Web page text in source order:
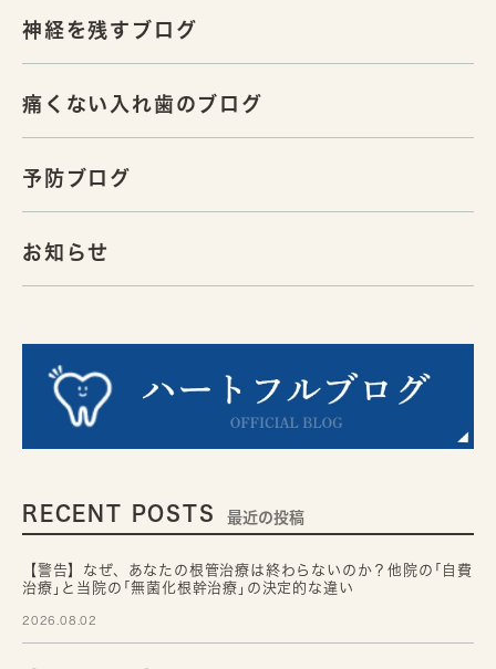
神経を残すブログ
痛くない入れ歯のブログ
予防ブログ
お知らせ
RECENT POSTS 最近の投稿
【警告】なぜ、あなたの根管治療は終わらないのか？他院の｢自費
治療｣と当院の｢無菌化根幹治療｣の決定的な違い
2026.08.02